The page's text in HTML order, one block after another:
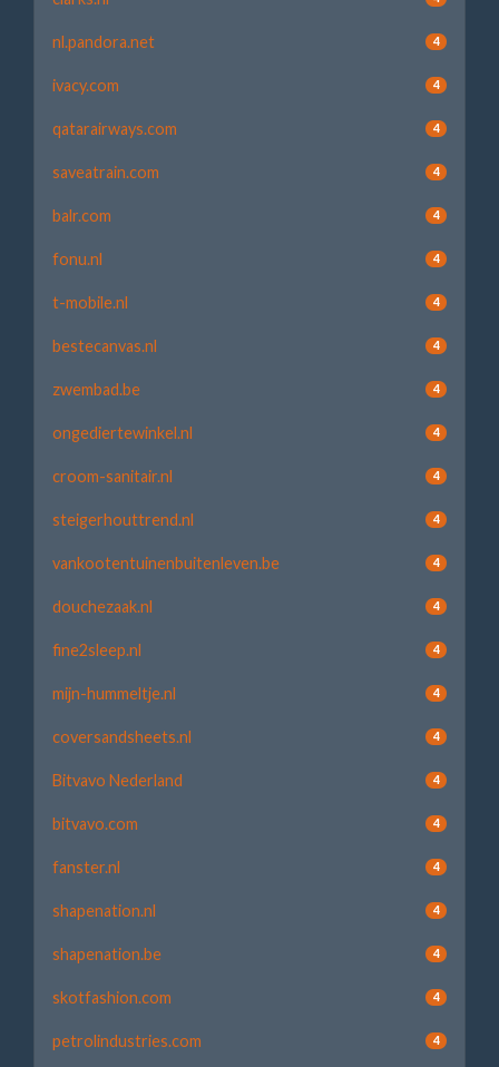
nl.pandora.net 4
ivacy.com 4
qatarairways.com 4
saveatrain.com 4
balr.com 4
fonu.nl 4
t-mobile.nl 4
bestecanvas.nl 4
zwembad.be 4
ongediertewinkel.nl 4
croom-sanitair.nl 4
steigerhouttrend.nl 4
vankootentuinenbuitenleven.be 4
douchezaak.nl 4
fine2sleep.nl 4
mijn-hummeltje.nl 4
coversandsheets.nl 4
Bitvavo Nederland 4
bitvavo.com 4
fanster.nl 4
shapenation.nl 4
shapenation.be 4
skotfashion.com 4
petrolindustries.com 4